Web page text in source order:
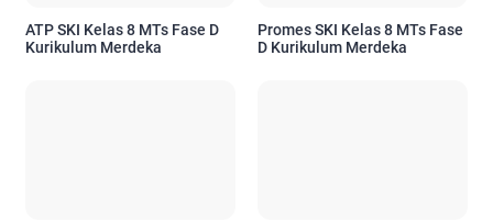
ATP SKI Kelas 8 MTs Fase D
Kurikulum Merdeka
Promes SKI Kelas 8 MTs Fase
D Kurikulum Merdeka